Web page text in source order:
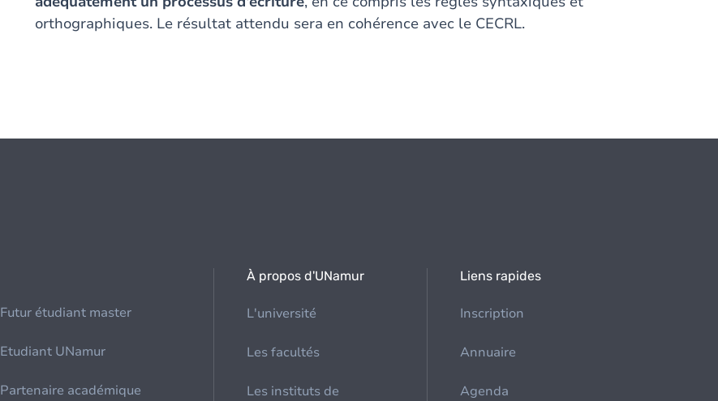
orthographiques. Le résultat attendu sera en cohérence avec le CECRL.
Futur étudiant master
Etudiant UNamur
Partenaire académique
À propos d'UNamur
L'université
Les facultés
Les instituts de
Liens rapides
Inscription
Annuaire
Agenda